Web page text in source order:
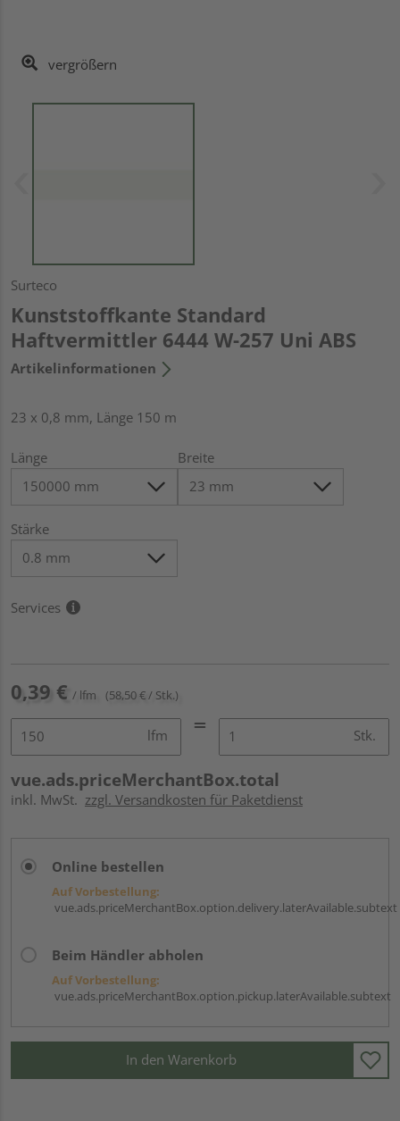
vergrößern
Surteco
Kunststoffkante Standard
Haftvermittler 6444 W-257 Uni ABS
Artikelinformationen
23 x 0,8 mm, Länge 150 m
Länge Breite
Stärke
Services
0,39 € / lfm (58,50 € / Stk.)
lfm Stk.
vue.ads.priceMerchantBox.total
inkl. MwSt. zzgl. Versandkosten für Paketdienst
Online bestellen
Auf Vorbestellung:
vue.ads.priceMerchantBox.option.delivery.laterAvailable.subtext
Beim Händler abholen
Auf Vorbestellung:
vue.ads.priceMerchantBox.option.pickup.laterAvailable.subtext
In den Warenkorb